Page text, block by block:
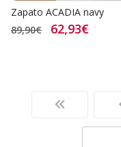
Zapato ACADIA navy
89,90€
62,93€